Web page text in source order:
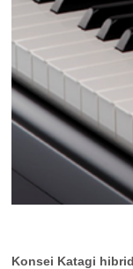
Konsei Katagi